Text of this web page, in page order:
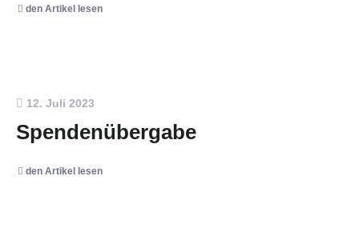
den Artikel lesen
12. Juli 2023
Spendenübergabe
den Artikel lesen